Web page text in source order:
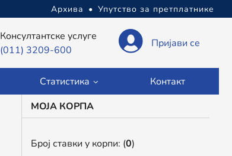
Архива • Упутство за претплатнике
Консултантске услуге
(011) 3209-600
Пријави се
Статистика Контакт
МОЈА КОРПА
Број ставки у корпи: (0)